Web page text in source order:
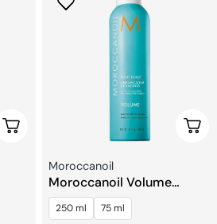
Choisissez Les Options
Fournisseur:
Moroccanoil
Moroccanoil Volume
Amplificateur de Racines
250 ml 75 ml